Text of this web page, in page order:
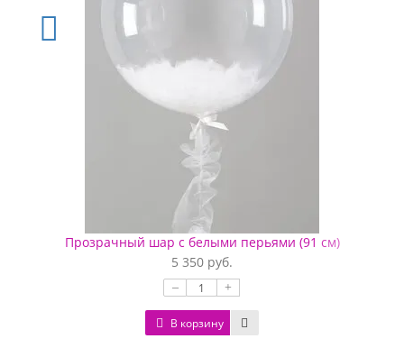
Прозрачный шар с белыми перьями (91 см)
5 350 руб.
– +
В корзину